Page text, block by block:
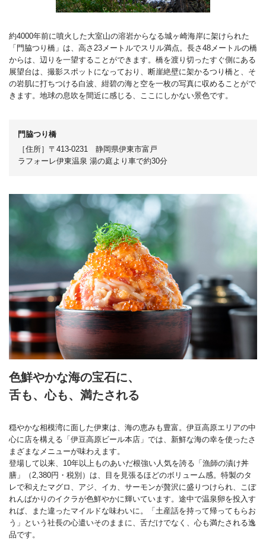
約4000年前に噴火した大室山の溶岩からなる城ヶ崎海岸に架けられた
「門脇つり橋」は、高さ23メートルでスリル満点。長さ48メートルの橋
からは、辺りを一望することができます。橋を渡り切ったすぐ側にある
展望台は、撮影スポットになっており、断崖絶壁に架かるつり橋と、そ
の岩肌に打ちつける白波、紺碧の海と空を一枚の写真に収めることがで
きます。地球の息吹を間近に感じる、ここにしかない景色です。
門脇つり橋
［住所］〒413-0231 静岡県伊東市富戸
ラフォーレ伊東温泉 湯の庭より車で約30分
色鮮やかな海の宝石に、
舌も、心も、満たされる
穏やかな相模湾に面した伊東は、海の恵みも豊富。伊豆高原エリアの中
心に店を構える「伊豆高原ビール本店」では、新鮮な海の幸を使ったさ
まざまなメニューが味わえます。
登場して以来、10年以上ものあいだ根強い人気を誇る「漁師の漬け丼
膳」（2,380円・税別）は、目を見張るほどのボリューム感。特製のタ
レで和えたマグロ、アジ、イカ、サーモンが贅沢に盛りつけられ、こぼ
れんばかりのイクラが色鮮やかに輝いています。途中で温泉卵を投入す
れば、また違ったマイルドな味わいに。「土産話を持って帰ってもらお
う」という社長の心遣いそのままに、舌だけでなく、心も満たされる逸
品です。